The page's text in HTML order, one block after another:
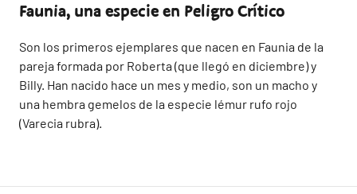
Faunia, una especie en Peligro Crítico
Son los primeros ejemplares que nacen en Faunia de la
pareja formada por Roberta (que llegó en diciembre) y
Billy. Han nacido hace un mes y medio, son un macho y
una hembra gemelos de la especie lémur rufo rojo
(Varecia rubra).